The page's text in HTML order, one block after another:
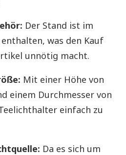
Der Stand ist im
was den Kauf
unnötig macht.
Mit einer Höhe von
einem Durchmesser von
einfach zu
Da es sich um